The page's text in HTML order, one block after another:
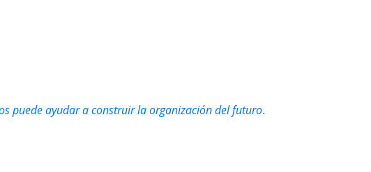
puede ayudar a construir la organización del futuro.